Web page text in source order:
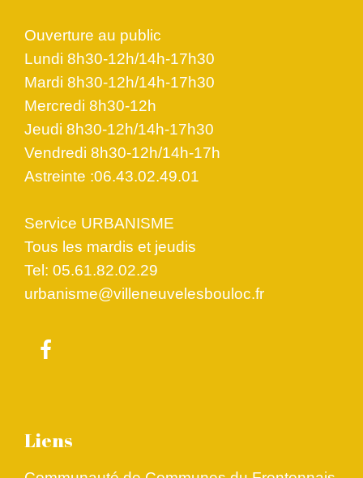
Ouverture au public
Lundi 8h30-12h/14h-17h30
Mardi 8h30-12h/14h-17h30
Mercredi 8h30-12h
Jeudi 8h30-12h/14h-17h30
Vendredi 8h30-12h/14h-17h
Astreinte :06.43.02.49.01
Service URBANISME
Tous les mardis et jeudis
Tel: 05.61.82.02.29
urbanisme@villeneuvelesbouloc.fr
Liens